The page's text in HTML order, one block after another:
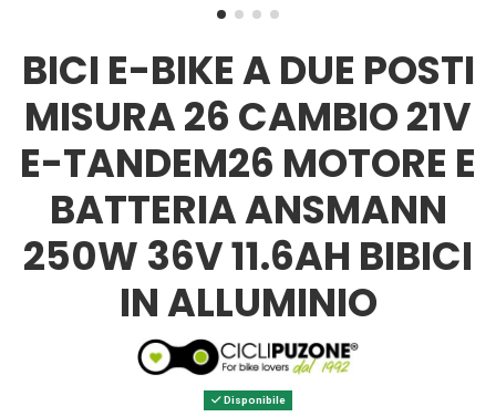
BICI E-BIKE A DUE POSTI
MISURA 26 CAMBIO 21V
E-TANDEM26 MOTORE E
BATTERIA ANSMANN
250W 36V 11.6AH BIBICI
IN ALLUMINIO
Disponibile